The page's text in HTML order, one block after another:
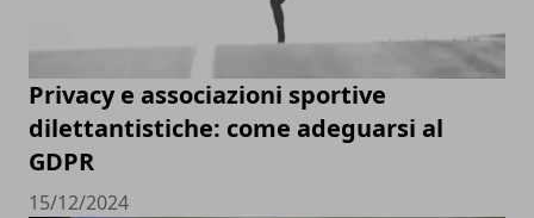
Privacy e associazioni sportive
dilettantistiche: come adeguarsi al
GDPR
15/12/2024